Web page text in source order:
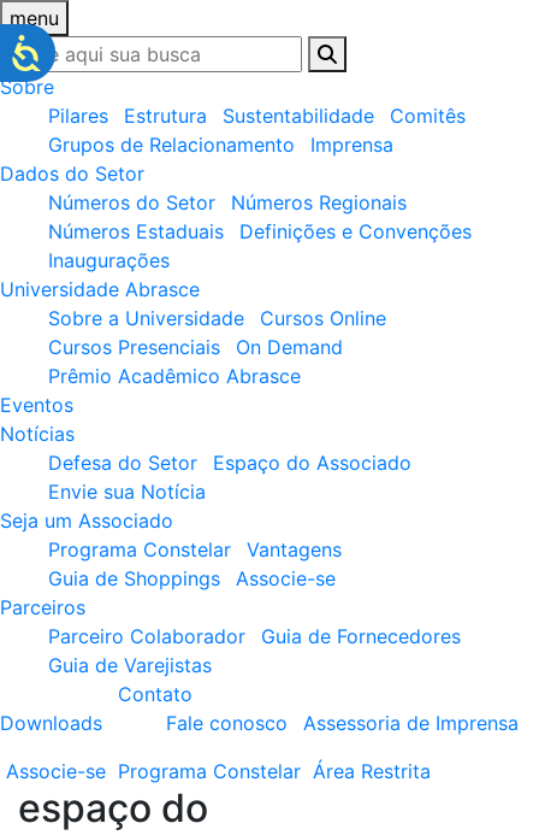
menu
Sobre
Pilares
Estrutura Sustentabilidade
Comitês
Grupos de Relacionamento
Imprensa
Dados do Setor
Números do Setor
Números Regionais
Números Estaduais
Definições e Convenções
Inaugurações
Universidade Abrasce
Sobre a Universidade
Cursos Online
Cursos Presenciais
On Demand
Prêmio Acadêmico Abrasce
Eventos
Notícias
Defesa do Setor
Espaço do Associado
Envie sua Notícia
Seja um Associado
Programa Constelar
Vantagens
Guia de Shoppings
Associe-se
Parceiros
Parceiro Colaborador
Guia de Fornecedores
Guia de Varejistas
Downloads
Contato
Fale conosco
Assessoria de Imprensa
Associe-se Programa Constelar Área Restrita
espaço do